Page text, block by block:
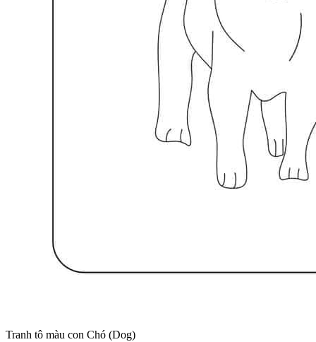
Tranh tô màu con Chó (Dog)